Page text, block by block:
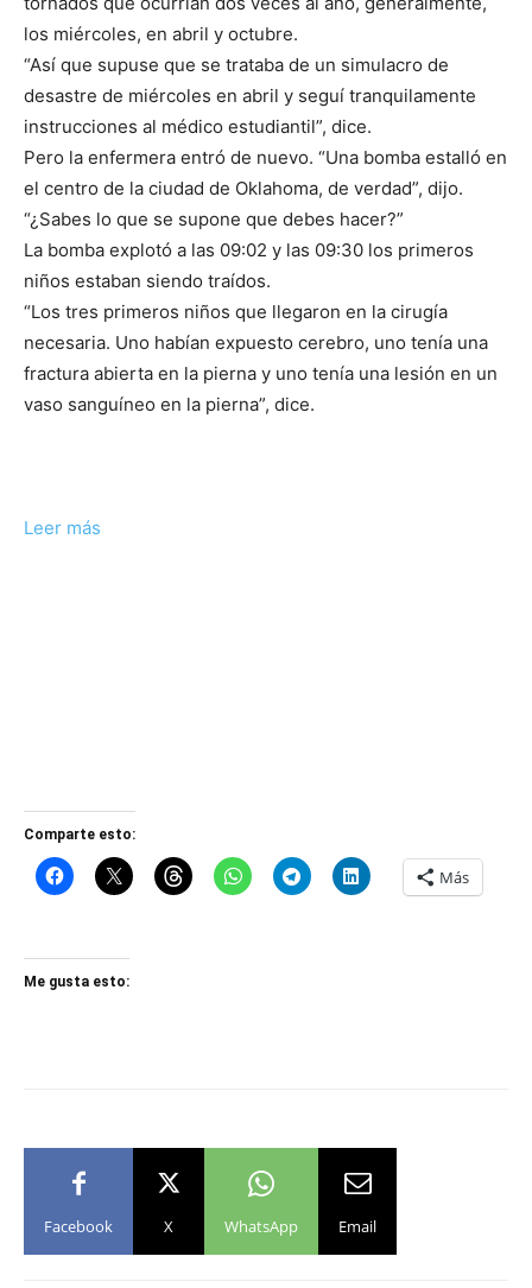
los miércoles, en abril y octubre.
“Así que supuse que se trataba de un simulacro de
desastre de miércoles en abril y seguí tranquilamente
instrucciones al médico estudiantil”, dice.
Pero la enfermera entró de nuevo. “Una bomba estalló en
el centro de la ciudad de Oklahoma, de verdad”, dijo.
“¿Sabes lo que se supone que debes hacer?”
La bomba explotó a las 09:02 y las 09:30 los primeros
niños estaban siendo traídos.
“Los tres primeros niños que llegaron en la cirugía
necesaria. Uno habían expuesto cerebro, uno tenía una
fractura abierta en la pierna y uno tenía una lesión en un
vaso sanguíneo en la pierna”, dice.
Leer más
Comparte esto:
Más
Me gusta esto:
Facebook X WhatsApp Email